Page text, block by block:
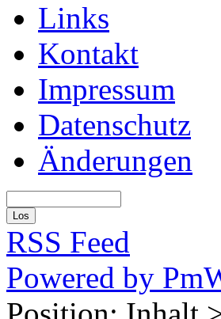
Links
Kontakt
Impressum
Datenschutz
Änderungen
RSS Feed
Powered by